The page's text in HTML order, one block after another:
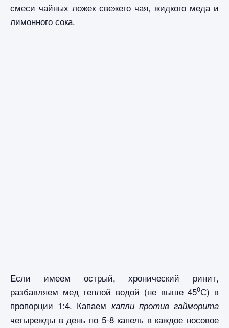
смеси чайных ложек свежего чая, жидкого меда и
лимонного сока.
Если имеем острый, хронический ринит,
разбавляем мед теплой водой (не выше 450С) в
пропорции 1:4. Капаем капли против гайморита
четырежды в день по 5-8 капель в каждое носовое